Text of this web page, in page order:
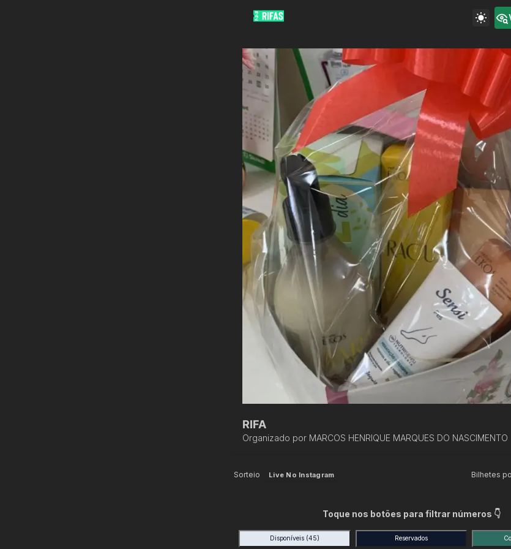
RIFA
Organizado por MARCOS HENRIQUE MARQUES DO NASCIMENTO
Sorteio Live No Instagram Bilhetes
Toque nos botões para filtrar números 👇
Disponíveis (45) Reservados